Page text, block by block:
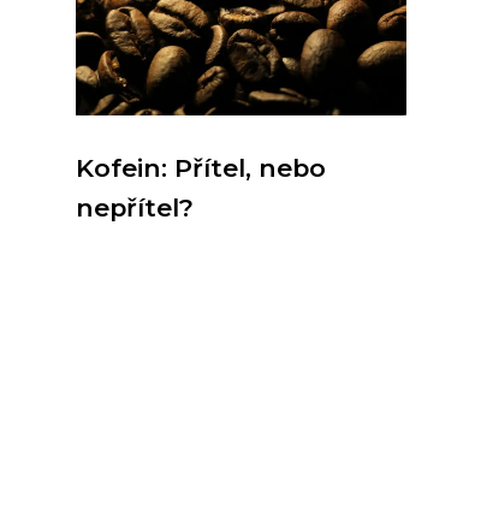
Kofein: Přítel, nebo
nepřítel?